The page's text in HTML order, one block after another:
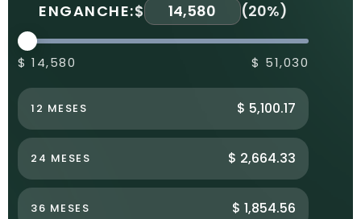
ENGANCHE:$ (20%)
$ 14,580 $ 51,030
12 MESES $ 5,100.17
24 MESES $ 2,664.33
36 MESES $ 1,854.56